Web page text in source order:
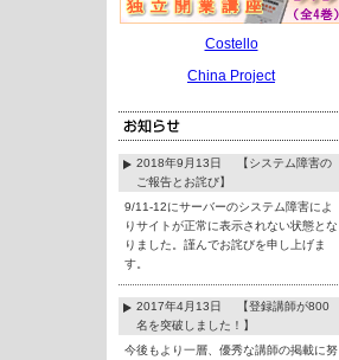
Costello
China Project
2018年9月13日 【システム障害の
ご報告とお詫び】
9/11-12にサーバーのシステム障害によ
りサイトが正常に表示されない状態とな
りました。謹んでお詫びを申し上げま
す。
2017年4月13日 【登録講師が800
名を突破しました！】
今後もより一層、優秀な講師の掲載に努